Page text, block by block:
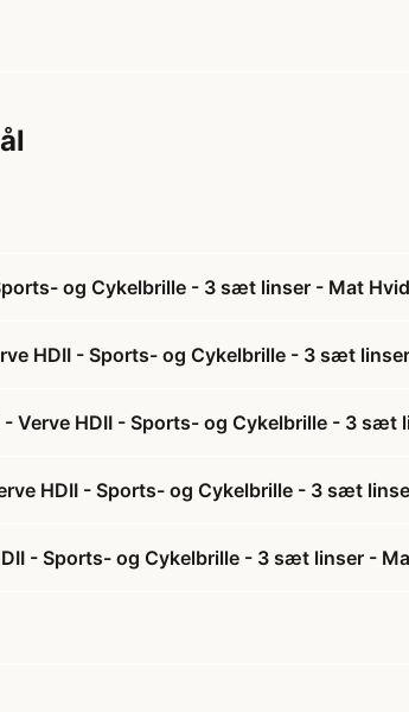
og Cykelbrille - 3 sæt linser - Mat
HDII - Sports- og Cykelbrille - 3 sæt
Verve HDII - Sports- og Cykelbrille - 3 sæt
HDII - Sports- og Cykelbrille - 3 sæt
- Sports- og Cykelbrille - 3 sæt linser -